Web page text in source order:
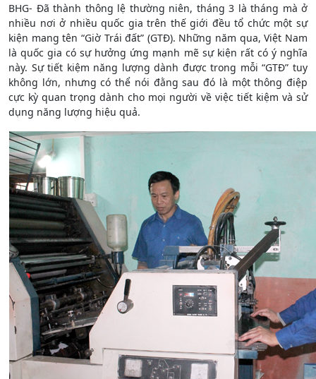
BHG- Đã thành thông lệ thường niên, tháng 3 là tháng mà ở
nhiều nơi ở nhiều quốc gia trên thế giới đều tổ chức một sự
kiện mang tên “Giờ Trái đất” (GTĐ). Những năm qua, Việt Nam
là quốc gia có sự hưởng ứng mạnh mẽ sự kiện rất có ý nghĩa
này. Sự tiết kiệm năng lượng dành được trong mỗi “GTĐ” tuy
không lớn, nhưng có thể nói đằng sau đó là một thông điệp
cực kỳ quan trọng dành cho mọi người về việc tiết kiệm và sử
dụng năng lượng hiệu quả.